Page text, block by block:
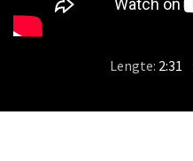
Lengte: 2:31